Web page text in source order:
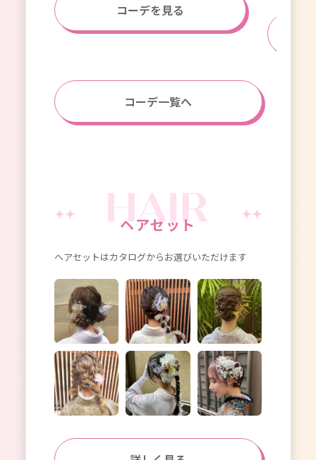
コーデを見る
コーデ一覧へ
ヘアセット
ヘアセットはカタログからお選びいただけます